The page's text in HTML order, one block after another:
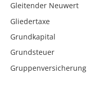
Gleitender Neuwert
Gliedertaxe
Grundkapital
Grundsteuer
Gruppenversicherung